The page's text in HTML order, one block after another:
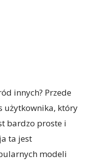
innych? Przede
użytkownika, który
bardzo proste i
ta jest
modeli